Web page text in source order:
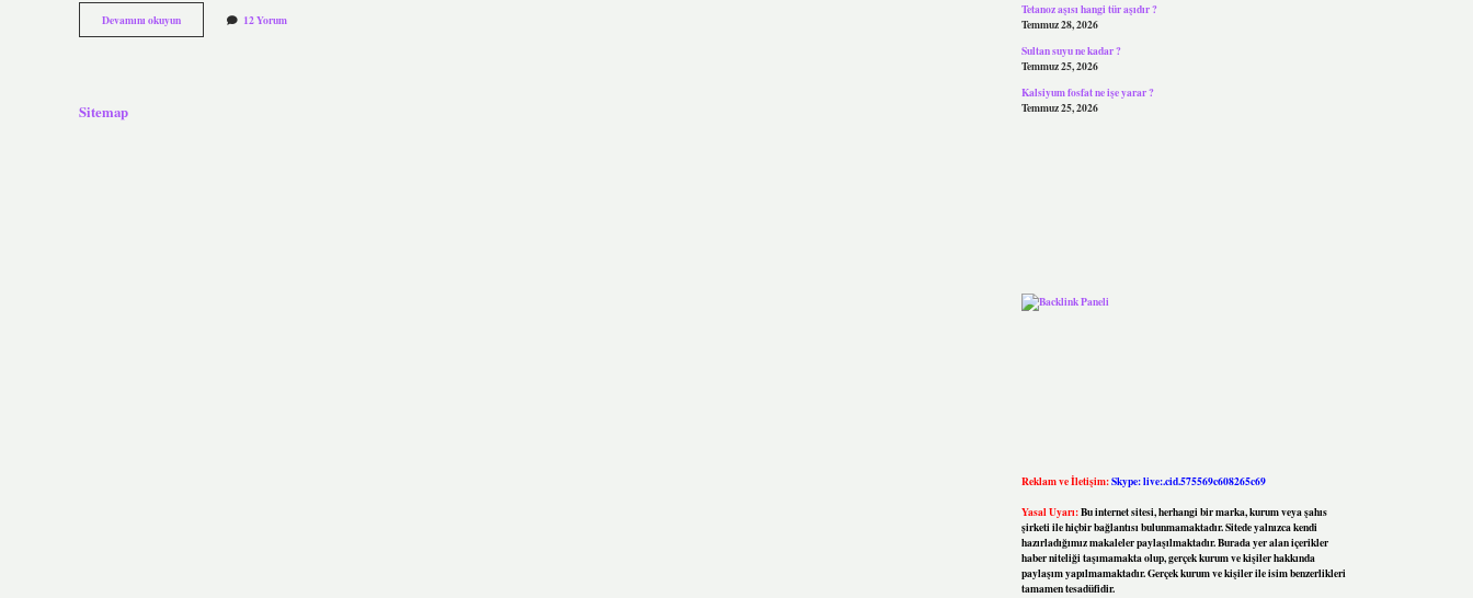
Devamını okuyunMüsamaha
Yok
12 Yorum
Sitemap
Tetanoz aşısı hangi tür aşıdır ?
Temmuz 28, 2026
Sultan suyu ne kadar ?
Temmuz 25, 2026
Kalsiyum fosfat ne işe yarar ?
Temmuz 25, 2026
Reklam ve İletişim:Skype: live:.cid.575569c608265c69
Yasal Uyarı:Bu internet sitesi, herhangi bir marka, kurum veya şahıs
şirketi ile hiçbir bağlantısı bulunmamaktadır. Sitede yalnızca kendi
hazırladığımız makaleler paylaşılmaktadır. Burada yer alan içerikler
haber niteliği taşımamakta olup, gerçek kurum ve kişiler hakkında
paylaşım yapılmamaktadır. Gerçek kurum ve kişiler ile isim benzerlikleri
tamamen tesadüfidir.